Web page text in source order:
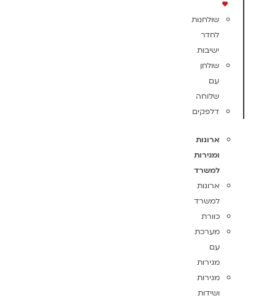
שולחנות
לחדר
ישיבות
שולחן
עם
שלוחה
דלפקים
ארונות
ומגירות
למשרד
ארונות
למשרד
כוורת
מערכת
עם
מגירות
מגירות
ושידות